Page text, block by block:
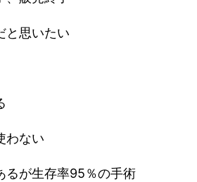
と思いたい
わない
るが生存率95％の手術